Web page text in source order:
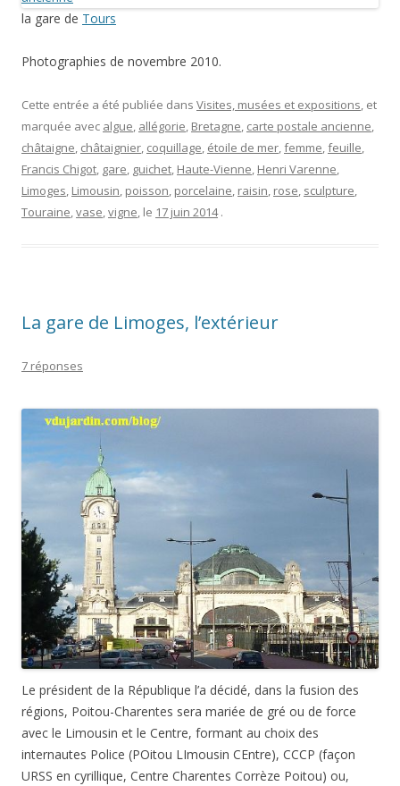
la gare de Tours
Photographies de novembre 2010.
Cette entrée a été publiée dans Visites, musées et expositions, et
marquée avec algue, allégorie, Bretagne, carte postale ancienne,
châtaigne, châtaignier, coquillage, étoile de mer,femme,feuille,
Francis Chigot, gare, guichet, Haute-Vienne, Henri Varenne,
Limoges, Limousin, poisson, porcelaine, raisin, rose, sculpture,
Touraine,vase,vigne, le 17 juin 2014 .
La gare de Limoges, l’extérieur
7 réponses
Le président de la République l’a décidé, dans la fusion des
régions, Poitou-Charentes sera mariée de gré ou de force
avec le Limousin et le Centre, formant au choix des
internautes Police (POitou LImousin CEntre), CCCP (façon
URSS en cyrillique, Centre Charentes Corrèze Poitou) ou,